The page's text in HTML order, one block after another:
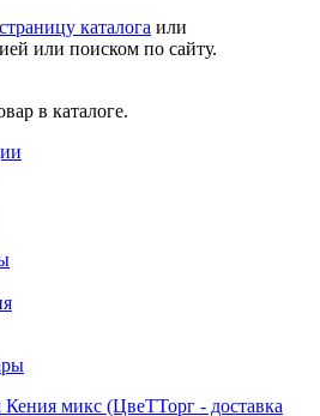
страницу каталога или
или поиском по сайту.
в каталоге.